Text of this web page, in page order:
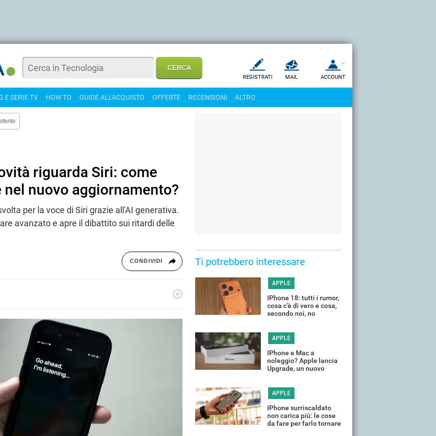
REGISTRATI MAIL ACCOUNT
E SERIE TV HOW TO GUIDE ALL'ACQUISTO OFFERTE RECENSIONI ALTRO
riguarda Siri: come
nuovo aggiornamento?
per la voce di Siri grazie all'AI generativa.
avanzato e apre il dibattito sui ritardi delle
CONDIVIDI Ti potrebbero interessare
APPLE
IPhone 18: tutti i rumor,
cosa c'è di vero e cosa,
secondo noi, no
APPLE
IPhone e Mac a
noleggio? Apple lancia
Upgrade, un nuovo
APPLE
IPhone surriscaldato
non carica più: le cose
da fare per farlo tornare